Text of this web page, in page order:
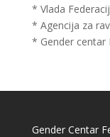
* Vlada
* Agencija za
* Gender centar
Gender Centar